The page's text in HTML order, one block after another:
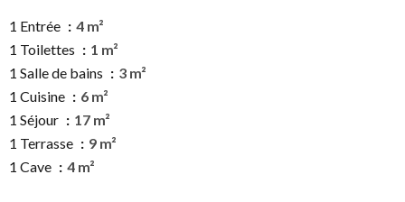
1 Entrée
4 m²
1 Toilettes
1 m²
1 Salle de bains
3 m²
1 Cuisine
6 m²
1 Séjour
17 m²
1 Terrasse
9 m²
1 Cave
4 m²